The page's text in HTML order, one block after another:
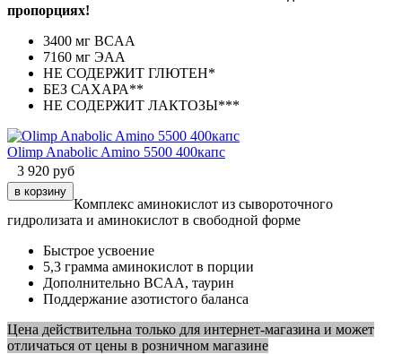
пропорциях!
3400 мг BCAA
7160 мг ЭАА
НЕ СОДЕРЖИТ ГЛЮТЕН*
БЕЗ САХАРА**
НЕ СОДЕРЖИТ ЛАКТОЗЫ***
Olimp Anabolic Amino 5500 400капс
3 920 руб
Комплекс аминокислот из сывороточного
гидролизата и аминокислот в свободной форме
Быстрое усвоение
5,3 грамма аминокислот в порции
Дополнительно BCAA, таурин
Поддержание азотистого баланса
Цена действительна только для интернет-магазина и может
отличаться от цены в розничном магазине